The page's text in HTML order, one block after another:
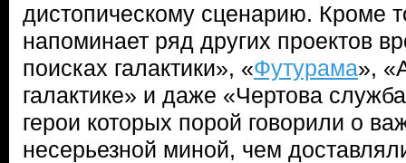
дистопическому сценарию. Кроме
напоминает ряд других проектов
поисках галактики», «Футурама»,
галактике» и даже «Чертова
герои которых порой говорили о
несерьезной миной, чем